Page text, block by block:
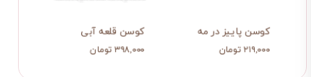
کوسن قلعه آبی
۳۹۸,۰۰۰ تومان
کوسن پاییز در مه
۲۱۹,۰۰۰ تومان